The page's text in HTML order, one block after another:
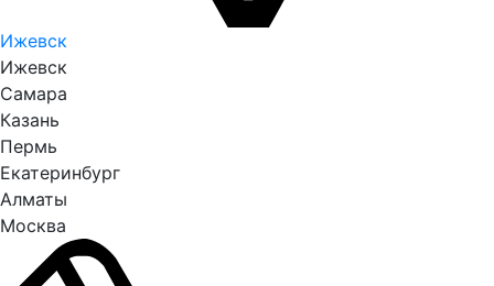
Ижевск
Ижевск
Самара
Казань
Пермь
Екатеринбург
Алматы
Москва